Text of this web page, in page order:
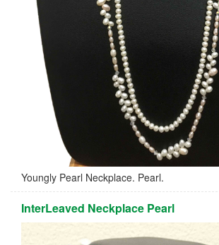
Youngly Pearl Neckplace. Pearl.
InterLeaved Neckplace Pearl